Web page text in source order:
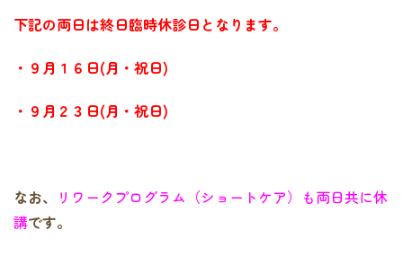
下記の両日は終日臨時休診日となります。
・９月１６日(月・祝日)
・９月２３日(月・祝日)
なお、 リワークプログラム（ショートケア）も両日共に休
講です。